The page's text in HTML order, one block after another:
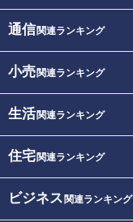
通信関連ランキング
小売関連ランキング
生活関連ランキング
住宅関連ランキング
ビジネス 関連ランキング